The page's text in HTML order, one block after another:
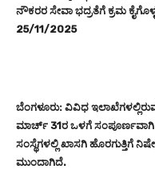
ನೌಕರರ ಸೇವಾ ಭದ್ರತೆಗೆ ಕ್ರಮ
25/11/2025
ಬೆಂಗಳೂರು: ವಿವಿಧ
ಮಾರ್ಚ್ 31ರ ಒಳಗೆ ಸಂಪೂರ್ಣವಾಗಿ
ಸಂಸ್ಥೆಗಳಲ್ಲಿ ಖಾಸಗಿ ಹೊರಗುತ್ತಿಗೆ
ಮುಂದಾಗಿದೆ.